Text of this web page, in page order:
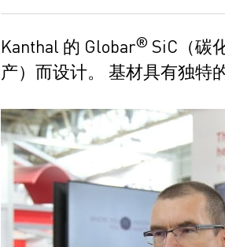
Kanthal 的 Globar® SiC （
产）而设计。 基材具有独特